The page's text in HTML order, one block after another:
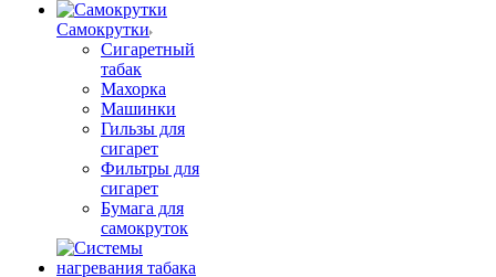
Самокрутки
Сигаретный
табак
Махорка
Машинки
Гильзы для
сигарет
Фильтры для
сигарет
Бумага для
самокруток